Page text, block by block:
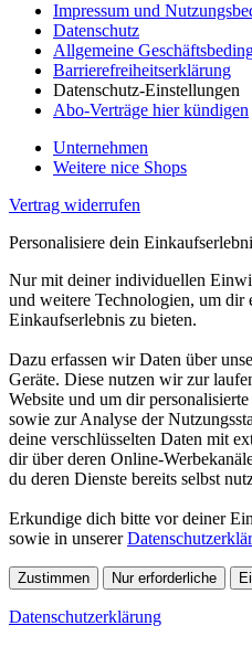
Impressum und
Datenschutz
Allgemeine
Barrierefreiheitserklärung
Datenschutz-Einstellungen
Abo-Verträge hier kündigen
Unternehmen
Weitere nice Shops
Vertrag widerrufen
Personalisiere dein
Nur mit deiner individuellen
und weitere Technologien, um dir
Einkaufserlebnis zu bieten.
Dazu erfassen wir Daten über
Geräte. Diese nutzen wir zur
Website und um dir
sowie zur Analyse der
deine verschlüsselten Daten mit
dir über deren Online-
du deren Dienste bereits selbst
Erkundige dich bitte vor deiner
sowie in unserer
Zustimmen Nur erforderliche
Datenschutzerklärung